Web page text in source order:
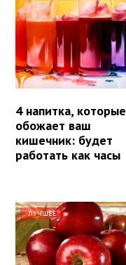
4 напитка, которые
обожает ваш
кишечник: будет
работать как часы
ЛУЧШЕЕ